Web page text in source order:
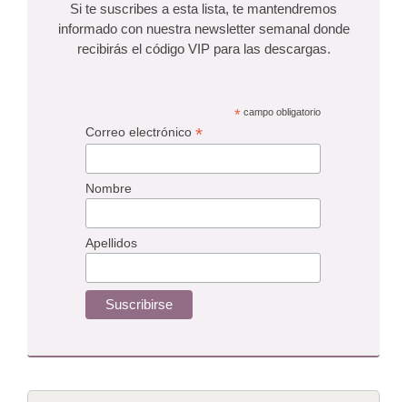
Si te suscribes a esta lista, te mantendremos
informado con nuestra newsletter semanal donde
recibirás el código VIP para las descargas.
* campo obligatorio
Correo electrónico*
Nombre
Apellidos